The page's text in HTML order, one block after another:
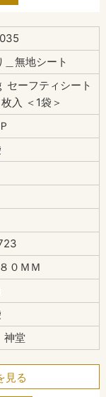
無地シート
セーフティシート
入 ＜1袋＞
０ＭＭ
堂
見る